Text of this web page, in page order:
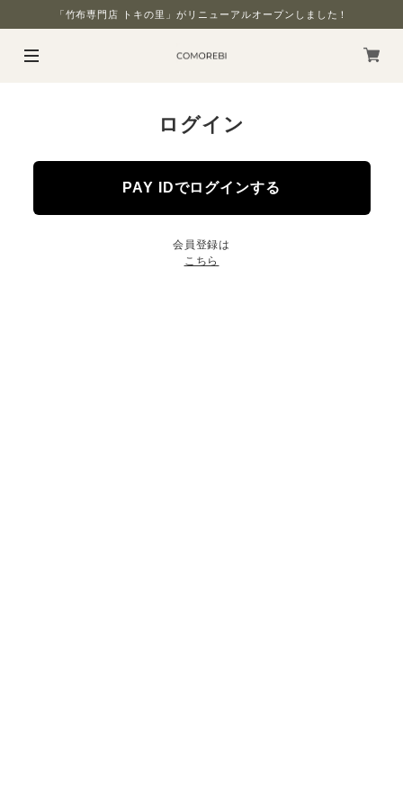
「竹布専門店 トキの里」がリニューアルオープンしました！
ログイン
PAY IDでログインする
会員登録は
こちら